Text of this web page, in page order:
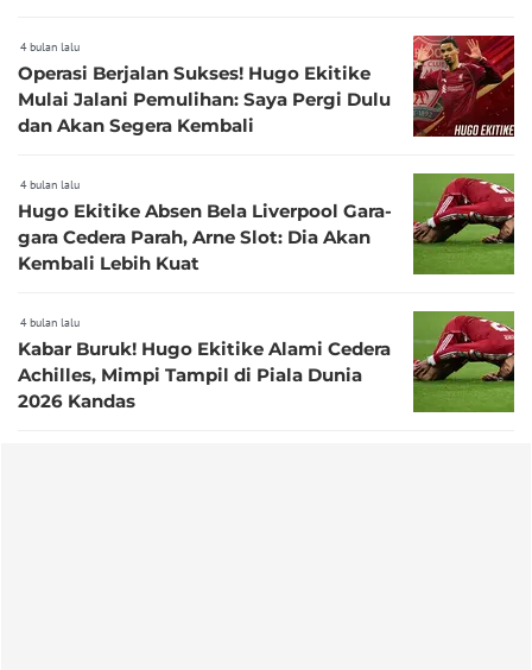
4 bulan lalu
Operasi Berjalan Sukses! Hugo Ekitike
Mulai Jalani Pemulihan: Saya Pergi Dulu
dan Akan Segera Kembali
4 bulan lalu
Hugo Ekitike Absen Bela Liverpool Gara-
gara Cedera Parah, Arne Slot: Dia Akan
Kembali Lebih Kuat
4 bulan lalu
Kabar Buruk! Hugo Ekitike Alami Cedera
Achilles, Mimpi Tampil di Piala Dunia
2026 Kandas